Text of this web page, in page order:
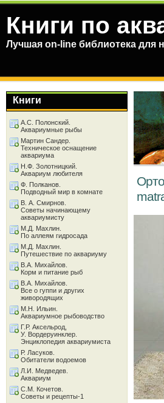
Книги по
Лучшая on-line библиотека
Книги
А.С. Полонский.
Аквариумные рыбы
Мартин Сандер.
Техническое оснащение
аквариума
Н.Ф. Золотницкий.
Аквариум любителя
Ф. Полканов.
Подводный мир в комнате
В. А. Смирнов.
Советы начинающему
аквариумисту
М.Д. Махлин.
По аллеям гидросада
М.Д. Махлин.
Путешествие по аквариуму
В.А. Михайлов.
Корм и питание рыб
В.А. Михайлов.
Все о гуппи и других
живородящих
М.Н. Ильин.
Аквариумное рыбоводство
Г.Р. Аксельрод,
У. Вордеруинклер.
Энциклопедия аквариумиста
Р. Ласуков.
Обитатели водоемов
Л.И. Медведев.
Аквариум
С.М. Кочетов.
Советы и рецепты-1